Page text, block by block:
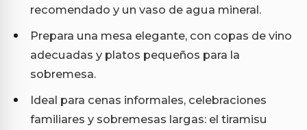
recomendado y un vaso de agua mineral.
Prepara una mesa elegante, con copas de vino
adecuadas y platos pequeños para la
sobremesa.
Ideal para cenas informales, celebraciones
familiares y sobremesas largas: el tiramisu